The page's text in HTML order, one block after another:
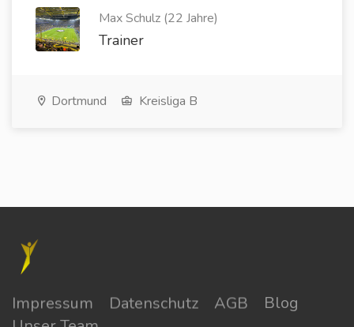
Max Schulz (22 Jahre)
Trainer
Dortmund Kreisliga B
Impressum Datenschutz AGB
Blog